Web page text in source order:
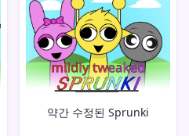
약간 수정된 Sprunki